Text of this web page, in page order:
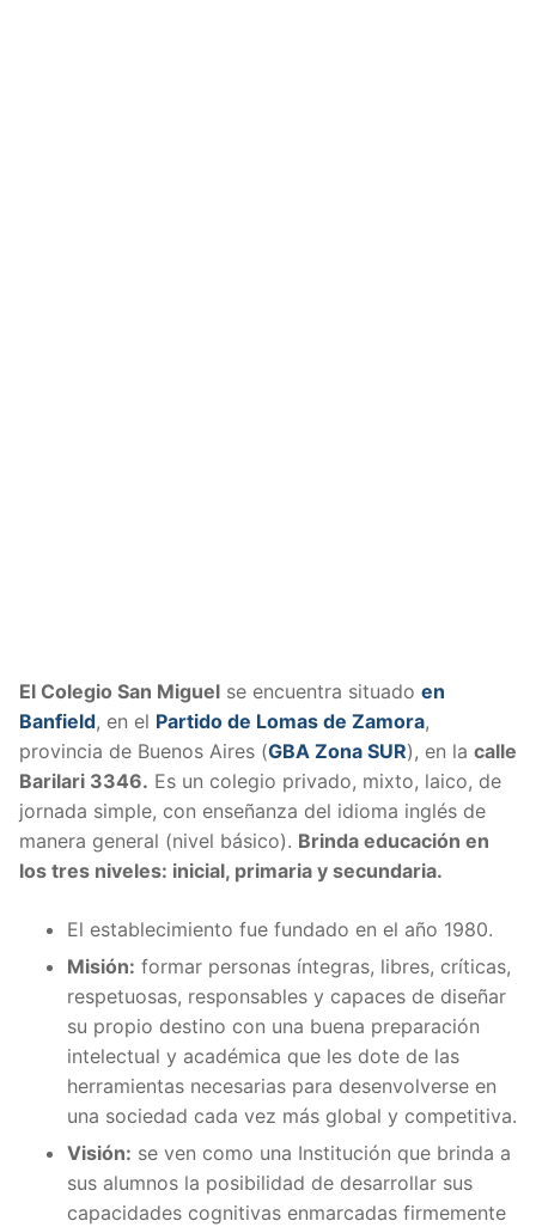
El Colegio San Miguel se encuentra situado en
Banfield, en el Partido de Lomas de Zamora,
provincia de Buenos Aires (GBA Zona SUR), en la calle
Barilari 3346. Es un colegio privado, mixto, laico, de
jornada simple, con enseñanza del idioma inglés de
manera general (nivel básico). Brinda educación en
los tres niveles: inicial, primaria y secundaria.
El establecimiento fue fundado en el año 1980.
Misión: formar personas íntegras, libres, críticas,
respetuosas, responsables y capaces de diseñar
su propio destino con una buena preparación
intelectual y académica que les dote de las
herramientas necesarias para desenvolverse en
una sociedad cada vez más global y competitiva.
Visión: se ven como una Institución que brinda a
sus alumnos la posibilidad de desarrollar sus
capacidades cognitivas enmarcadas firmemente